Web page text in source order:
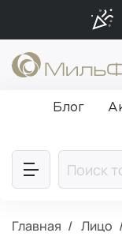
Блог
Главная Лицо